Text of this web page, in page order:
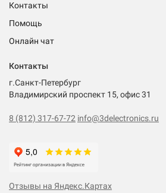
Контакты
Помощь
Онлайн чат
Контакты
г.Санкт-Петербург
Владимирский проспект 15, офис 31
8 (812) 317-67-72 info@3delectronics.ru
Отзывы на Яндекс.Картах